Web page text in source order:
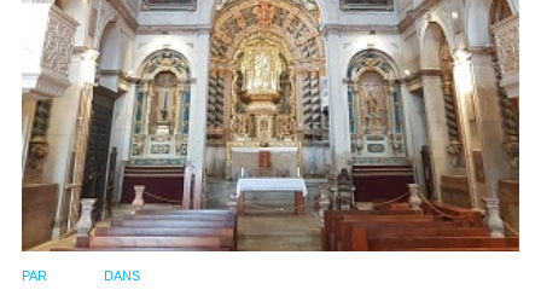
PAR DANS